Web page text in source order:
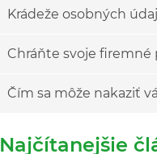
Krádeže osobných
Chráňte svoje firemné
Čím sa môže nakaziť
Najčítanejšie